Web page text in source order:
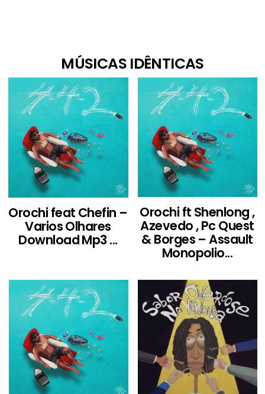
MÚSICAS IDÊNTICAS
Orochi feat Chefin –
Varios Olhares
Download Mp3 ...
Orochi ft Shenlong ,
Azevedo , Pc Quest
& Borges – Assault
Monopolio...